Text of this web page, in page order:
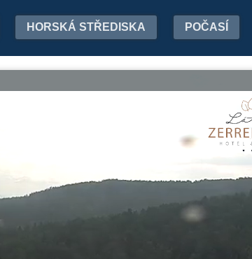
HORSKÁ STŘEDISKA POČASÍ